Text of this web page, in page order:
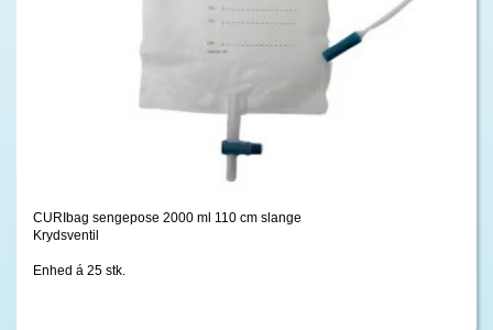
CURIbag sengepose 2000 ml 110 cm slange
Krydsventil
Enhed á 25 stk.